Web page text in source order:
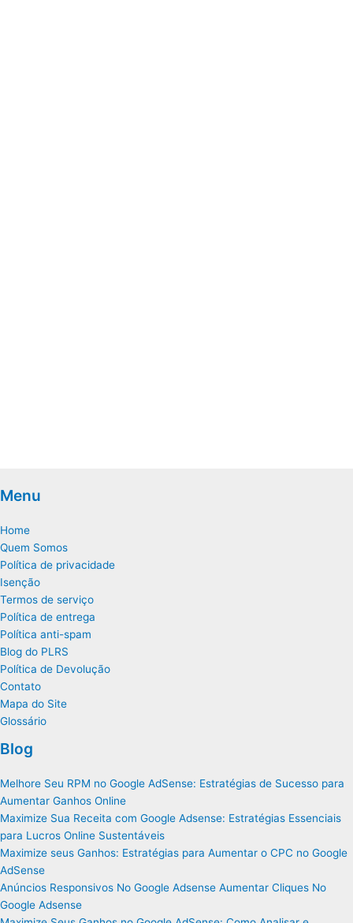
Menu
Home
Quem Somos
Política de privacidade
Isenção
Termos de serviço
Política de entrega
Política anti-spam
Blog do PLRS
Política de Devolução
Contato
Mapa do Site
Glossário
Blog
Melhore Seu RPM no Google AdSense: Estratégias de Sucesso para
Aumentar Ganhos Online
Maximize Sua Receita com Google Adsense: Estratégias Essenciais
para Lucros Online Sustentáveis
Maximize seus Ganhos: Estratégias para Aumentar o CPC no Google
AdSense
Anúncios Responsivos No Google Adsense Aumentar Cliques No
Google Adsense